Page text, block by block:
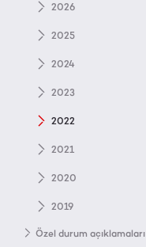
2026
2025
2024
2023
2022
2021
2020
2019
Özel durum açıklamaları